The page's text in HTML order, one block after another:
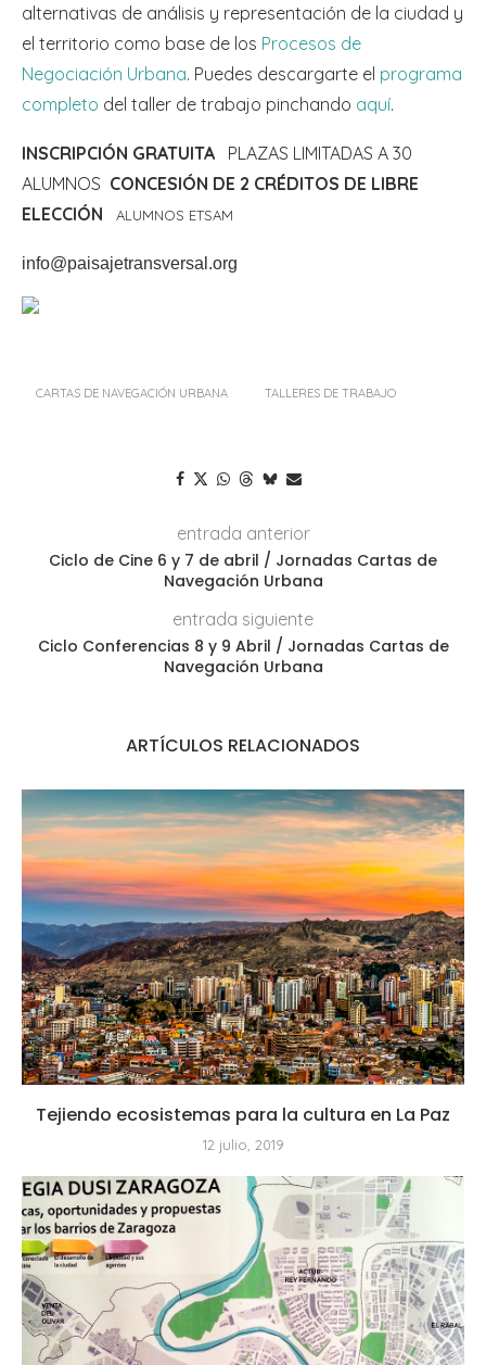
alternativas de análisis y representación de la ciudad y
el territorio como base de los Procesos de
Negociación Urbana. Puedes descargarte el programa
completo del taller de trabajo pinchando aquí.
INSCRIPCIÓN GRATUITA PLAZAS LIMITADAS A 30
ALUMNOS CONCESIÓN DE 2 CRÉDITOS DE LIBRE
ELECCIÓN
ALUMNOS ETSAM
info@paisajetransversal.org
CARTAS DE NAVEGACIÓN URBANA TALLERES DE TRABAJO
entrada anterior
Ciclo de Cine 6 y 7 de abril / Jornadas Cartas de
Navegación Urbana
entrada siguiente
Ciclo Conferencias 8 y 9 Abril / Jornadas Cartas de
Navegación Urbana
ARTÍCULOS RELACIONADOS
Tejiendo ecosistemas para la cultura en La Paz
12 julio, 2019